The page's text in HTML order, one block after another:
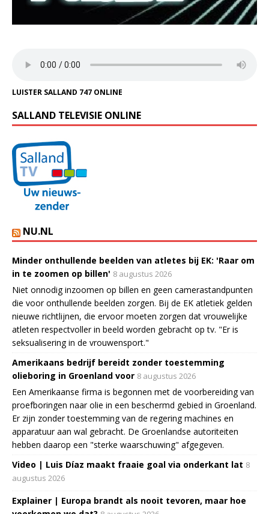
LUISTER SALLAND 747 ONLINE
SALLAND TELEVISIE ONLINE
NU.NL
Minder onthullende beelden van atletes bij EK: 'Raar om
in te zoomen op billen' 8 augustus 2026
Niet onnodig inzoomen op billen en geen camerastandpunten
die voor onthullende beelden zorgen. Bij de EK atletiek gelden
nieuwe richtlijnen, die ervoor moeten zorgen dat vrouwelijke
atleten respectvoller in beeld worden gebracht op tv. "Er is
seksualisering in de vrouwensport."
Amerikaans bedrijf bereidt zonder toestemming
olieboring in Groenland voor 8 augustus 2026
Een Amerikaanse firma is begonnen met de voorbereiding van
proefboringen naar olie in een beschermd gebied in Groenland.
Er zijn zonder toestemming van de regering machines en
apparatuur aan wal gebracht. De Groenlandse autoriteiten
hebben daarop een "sterke waarschuwing" afgegeven.
Video | Luis Díaz maakt fraaie goal via onderkant lat 8
augustus 2026
Explainer | Europa brandt als nooit tevoren, maar hoe